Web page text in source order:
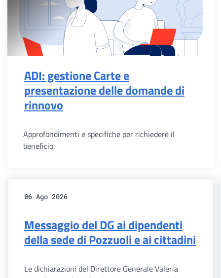
ADI: gestione Carte e
presentazione delle domande di
rinnovo
Approfondimenti e specifiche per richiedere il
beneficio.
06 Ago 2026
Messaggio del DG ai dipendenti
della sede di Pozzuoli e ai cittadini
Le dichiarazioni del Direttore Generale Valeria